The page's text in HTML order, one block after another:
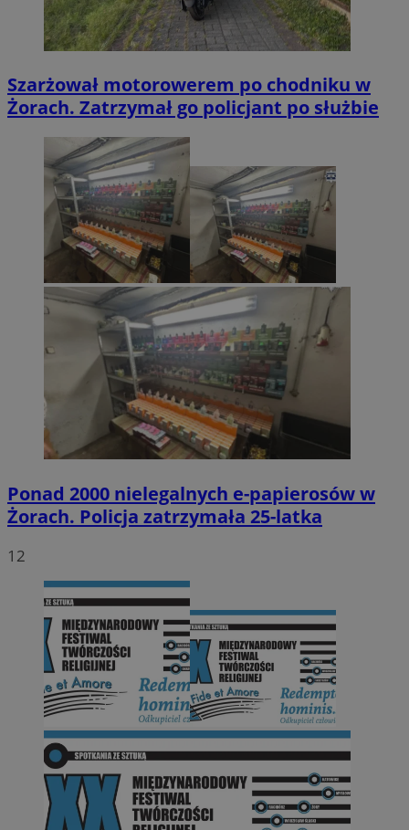
Szarżował motorowerem po chodniku w
Żorach. Zatrzymał go policjant po służbie
Ponad 2000 nielegalnych e-papierosów w
Żorach. Policja zatrzymała 25-latka
12